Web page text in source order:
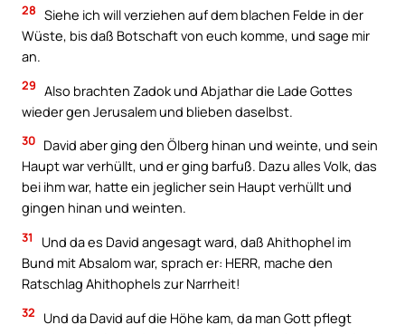
28 Siehe ich will verziehen auf dem blachen Felde in der
Wüste, bis daß Botschaft von euch komme, und sage mir
an.
29 Also brachten Zadok und Abjathar die Lade Gottes
wieder gen Jerusalem und blieben daselbst.
30 David aber ging den Ölberg hinan und weinte, und sein
Haupt war verhüllt, und er ging barfuß. Dazu alles Volk, das
bei ihm war, hatte ein jeglicher sein Haupt verhüllt und
gingen hinan und weinten.
31
Und da es David angesagt ward, daß Ahithophel im
Bund mit Absalom war, sprach er: HERR, mache den
Ratschlag Ahithophels zur Narrheit!
32
Und da David auf die Höhe kam, da man Gott pflegt